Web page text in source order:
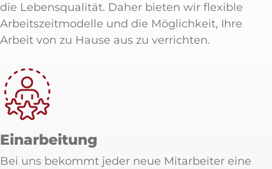
die Lebensqualität. Daher bieten wir flexible
Arbeitszeitmodelle und die Möglichkeit, Ihre
Arbeit von zu Hause aus zu verrichten.
Einarbeitung
Bei uns bekommt jeder neue Mitarbeiter eine